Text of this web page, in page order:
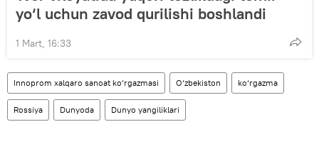
yo‘l uchun zavod qurilishi boshlandi
1 Mart, 16:33
Innoprom xalqaro sanoat ko‘rgazmasi O‘zbekiston ko‘rgazma
Rossiya Dunyoda Dunyo yangiliklari